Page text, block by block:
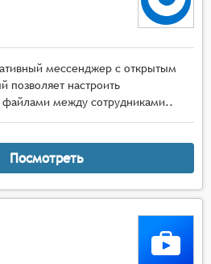
мессенджер с открытым
позволяет настроить
файлами между сотрудниками..
Посмотреть